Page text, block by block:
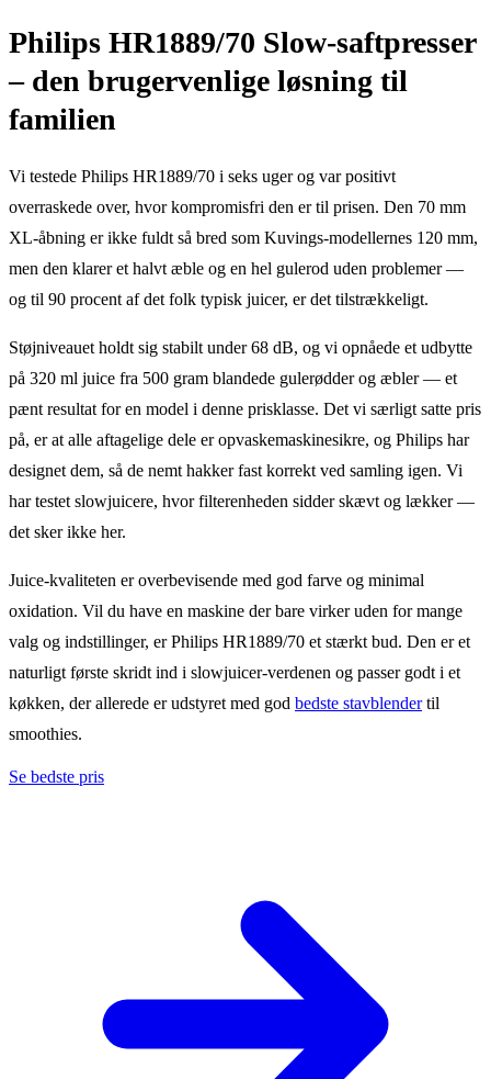
Philips HR1889/70 Slow-saftpresser
– den brugervenlige løsning til
familien
Vi testede Philips HR1889/70 i seks uger og var positivt
overraskede over, hvor kompromisfri den er til prisen. Den 70 mm
XL-åbning er ikke fuldt så bred som Kuvings-modellernes 120 mm,
men den klarer et halvt æble og en hel gulerod uden problemer —
og til 90 procent af det folk typisk juicer, er det tilstrækkeligt.
Støjniveauet holdt sig stabilt under 68 dB, og vi opnåede et udbytte
på 320 ml juice fra 500 gram blandede gulerødder og æbler — et
pænt resultat for en model i denne prisklasse. Det vi særligt satte pris
på, er at alle aftagelige dele er opvaskemaskinesikre, og Philips har
designet dem, så de nemt hakker fast korrekt ved samling igen. Vi
har testet slowjuicere, hvor filterenheden sidder skævt og lækker —
det sker ikke her.
Juice-kvaliteten er overbevisende med god farve og minimal
oxidation. Vil du have en maskine der bare virker uden for mange
valg og indstillinger, er Philips HR1889/70 et stærkt bud. Den er et
naturligt første skridt ind i slowjuicer-verdenen og passer godt i et
køkken, der allerede er udstyret med god bedste stavblendertil
smoothies.
Se bedste pris